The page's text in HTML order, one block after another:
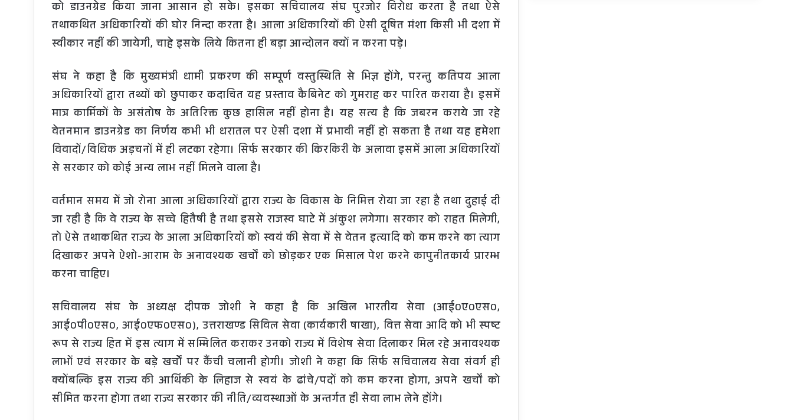
को डाउनग्रेड किया जाना आसान हो सके। इसका सचिवालय संघ पुरजोर विरोध करता है तथा ऐसे
तथाकथित अधिकारियों की घोर निन्दा करता है। आला अधिकारियों की ऐसी दूषित मंशा किसी भी दशा में
स्वीकार नहीं की जायेगी, चाहे इसके लिये कितना ही बड़ा आन्दोलन क्यों न करना पड़े।
संघ ने कहा है कि मुख्यमंत्री धामी प्रकरण की सम्पूर्ण वस्तुस्थिति से भिज्ञ होंगे, परन्तु कतिपय आला
अधिकारियों द्वारा तथ्यों को छुपाकर कदाचित यह प्रस्ताव कैबिनेट को गुमराह कर पारित कराया है। इसमें
मात्र कार्मिकों के असंतोष के अतिरिक्त कुछ हासिल नहीं होना है। यह सत्य है कि जबरन कराये जा रहे
वेतनमान डाउनग्रेड का निर्णय कभी भी धरातल पर ऐसी दशा में प्रभावी नहीं हो सकता है तथा यह हमेशा
विवादों/विधिक अड़चनों में ही लटका रहेगा। सिर्फ सरकार की किरकिरी के अलावा इसमें आला अधिकारियों
से सरकार को कोई अन्य लाभ नहीं मिलने वाला है।
वर्तमान समय में जो रोना आला अधिकारियों द्वारा राज्य के विकास के निमित्त रोया जा रहा है तथा दुहाई दी
जा रही है कि वे राज्य के सच्चे हितैषी है तथा इससे राजस्व घाटे में अंकुश लगेगा। सरकार को राहत मिलेगी,
तो ऐसे तथाकथित राज्य के आला अधिकारियों को स्वयं की सेवा में से वेतन इत्यादि को कम करने का त्याग
दिखाकर अपने ऐशो-आराम के अनावश्यक खर्चों को छोड़कर एक मिसाल पेश करने कापुनीतकार्य प्रारम्भ
करना चाहिए।
सचिवालय संघ के अध्यक्ष दीपक जोशी ने कहा है कि अखिल भारतीय सेवा (आई0ए0एस0,
आई0पी0एस0, आई0एफ0एस0), उत्तराखण्ड सिविल सेवा (कार्यकारी षाखा), वित्त सेवा आदि को भी स्पष्ट
रूप से राज्य हित में इस त्याग में सम्मिलित कराकर उनको राज्य में विशेष सेवा दिलाकर मिल रहे अनावश्यक
लाभों एवं सरकार के बड़े खर्चोें पर कैंची चलानी होगी। जोशी ने कहा कि सिर्फ सचिवालय सेवा संवर्ग ही
क्योंबल्कि इस राज्य की आर्थिकी के लिहाज से स्वयं के ढांचे/पदों को कम करना होगा, अपने खर्चों को
सीमित करना होगा तथा राज्य सरकार की नीति/व्यवस्थाओं के अन्तर्गत ही सेवा लाभ लेने होंगे।